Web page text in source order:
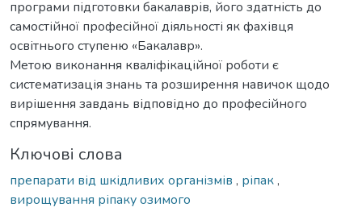
програми підготовки бакалаврів, його здатність до
самостійної професійної діяльності як фахівця
освітнього ступеню «Бакалавр».
Метою виконання кваліфікаційної роботи є
систематизація знань та розширення навичок щодо
вирішення завдань відповідно до професійного
спрямування.
Ключові слова
препарати від шкідливих організмів , ріпак,
вирощування ріпаку озимого